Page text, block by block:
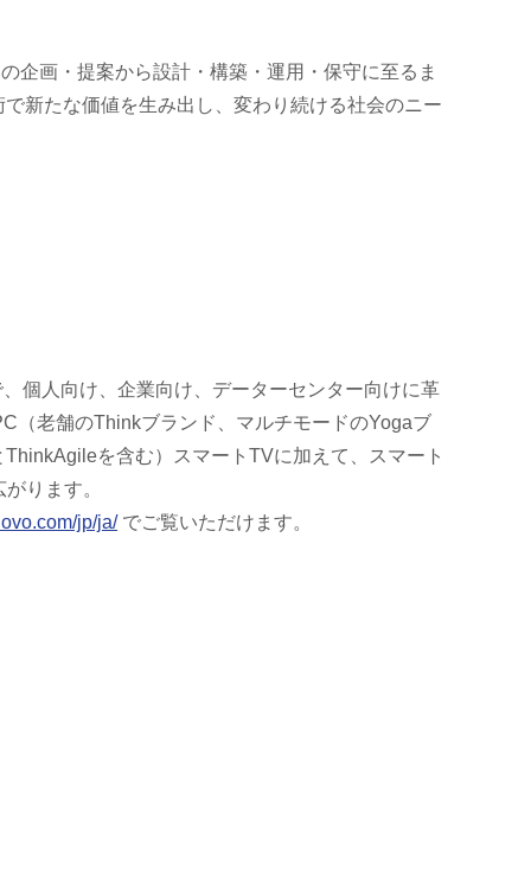
企画・提案から設計・構築・運用・保守に至るま
新たな価値を生み出し、変わり続ける社会のニー
個人向け、企業向け、データーセンター向けに革
（老舗のThinkブランド、マルチモードのYogaブ
を含む）スマートTVに加えて、スマート
ります。
jp/ja/でご覧いただけます。